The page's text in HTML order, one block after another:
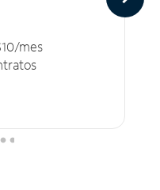
mes